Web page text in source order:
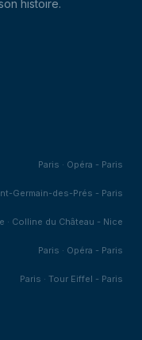
histoire.
Paris · Opéra - Paris
Germain-des-Prés - Paris
· Colline du Château - Nice
Paris · Opéra - Paris
Paris · Tour Eiffel - Paris